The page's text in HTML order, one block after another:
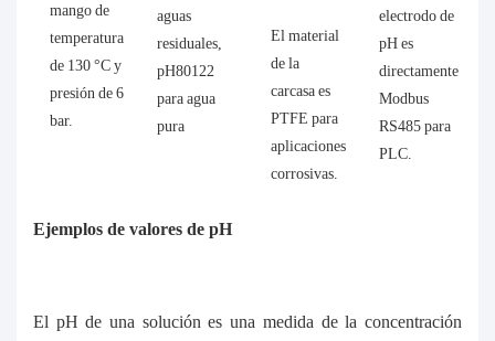
mango de
temperatura
de 130 °C y
presión de 6
bar.
aguas
residuales,
pH80122
para agua
pura
El material
de la
carcasa es
PTFE para
aplicaciones
corrosivas.
electrodo de
pH es
directamente
Modbus
RS485 para
PLC.
Ejemplos de valores de pH
El pH de una solución es una medida de la concentración